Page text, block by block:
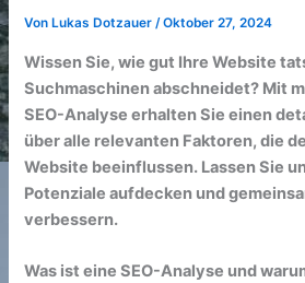
Von Lukas Dotzauer/Oktober 27, 2024
Wissen Sie, wie gut Ihre Website
Suchmaschinen abschneidet? Mit
SEO-Analyse erhalten Sie einen
über alle relevanten Faktoren, die
Website beeinflussen. Lassen Sie
Potenziale aufdecken und
verbessern.
Was ist eine SEO-Analyse und